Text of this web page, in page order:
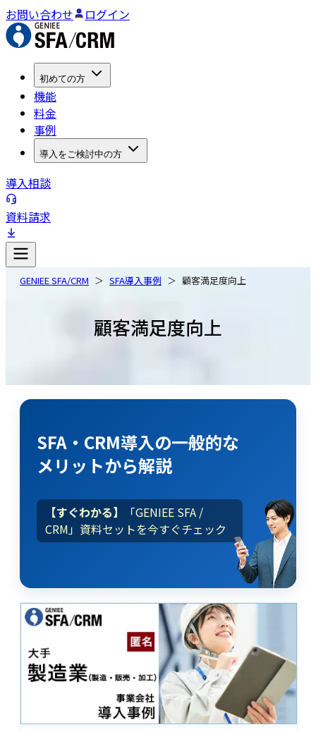
お問い合わせ ログイン
初めての方
機能
料金
事例
導入をご検討中の方
導入相談
資料請求
GENIEE SFA/CRM SFA導入事例 顧客満足度向上
顧客満足度向上
SFA・CRM導入の一般的な
メリットから解説
【すぐわかる】
「GENIEE SFA /
CRM」資料セットを今すぐチェック